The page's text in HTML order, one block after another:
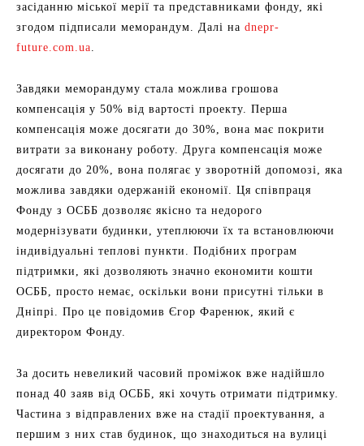
засіданню міської мерії та представниками фонду, які
згодом підписали меморандум. Далі на dnepr-
future.com.ua.
Завдяки меморандуму стала можлива грошова
компенсація у 50% від вартості проекту. Перша
компенсація може досягати до 30%, вона має покрити
витрати за виконану роботу. Друга компенсація може
досягати до 20%, вона полягає у зворотній допомозі, яка
можлива завдяки одержаній економії. Ця співпраця
Фонду з ОСББ дозволяє якісно та недорого
модернізувати будинки, утеплюючи їх та встановлюючи
індивідуальні теплові пункти. Подібних програм
підтримки, які дозволяють значно економити кошти
ОСББ, просто немає, оскільки вони присутні тільки в
Дніпрі. Про це повідомив Єгор Фаренюк, який є
директором Фонду.
За досить невеликий часовий проміжок вже надійшло
понад 40 заяв від ОСББ, які хочуть отримати підтримку.
Частина з відправлених вже на стадії проектування, а
першим з них став будинок, що знаходиться на вулиці